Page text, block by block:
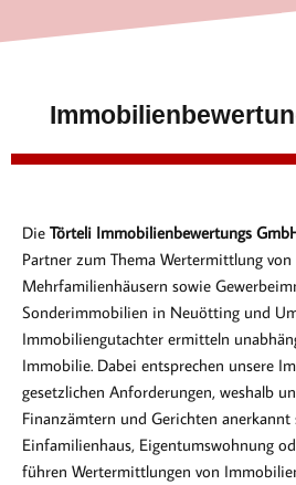
Die Törteli Immobilienbewertungs
Partner zum Thema Wertermittlung
Mehrfamilienhäusern sowie
Sonderimmobilien in Neuötting und
Immobiliengutachter ermitteln
Immobilie. Dabei entsprechen unsere
gesetzlichen Anforderungen, weshalb
Finanzämtern und Gerichten anerkannt
Einfamilienhaus, Eigentumswohnung
führen Wertermittlungen von